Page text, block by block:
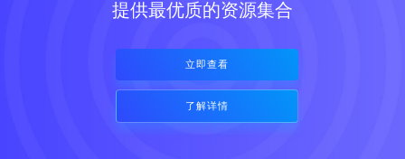
提供最优质的资源集合
立即查看
了解详情